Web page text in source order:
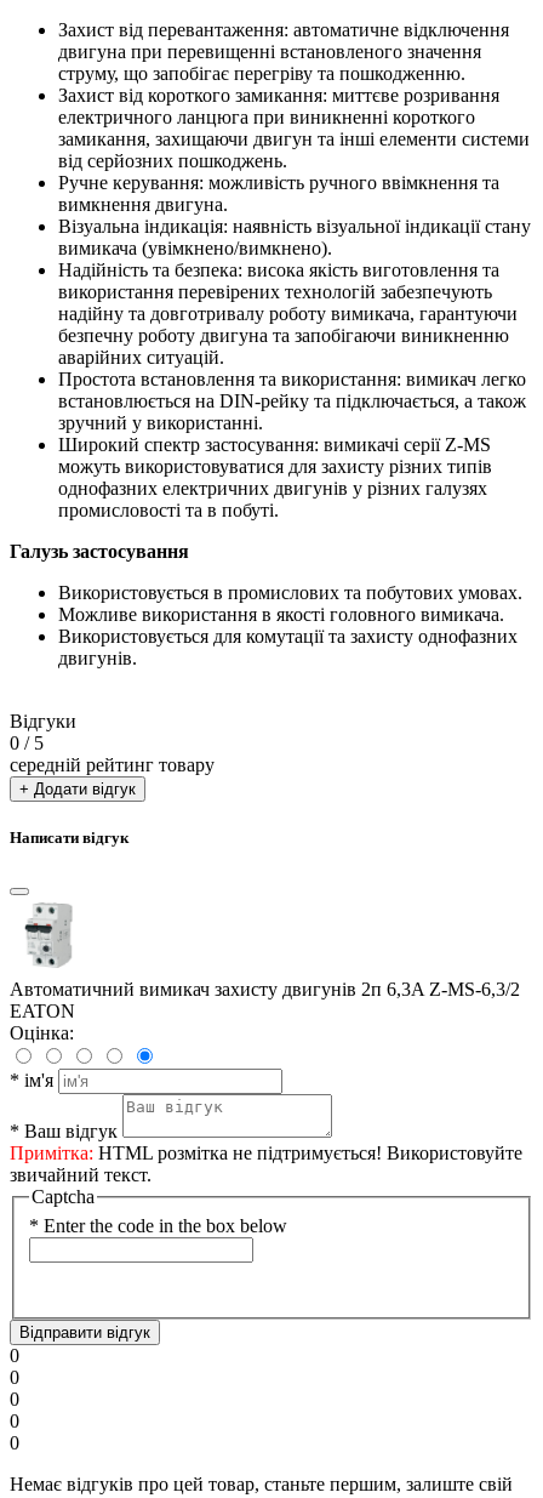
Захист від перевантаження: автоматичне відключення
двигуна при перевищенні встановленого значення
струму, що запобігає перегріву та пошкодженню.
Захист від короткого замикання: миттєве розривання
електричного ланцюга при виникненні короткого
замикання, захищаючи двигун та інші елементи системи
від серйозних пошкоджень.
Ручне керування: можливість ручного ввімкнення та
вимкнення двигуна.
Візуальна індикація: наявність візуальної індикації стану
вимикача (увімкнено/вимкнено).
Надійність та безпека: висока якість виготовлення та
використання перевірених технологій забезпечують
надійну та довготривалу роботу вимикача, гарантуючи
безпечну роботу двигуна та запобігаючи виникненню
аварійних ситуацій.
Простота встановлення та використання: вимикач легко
встановлюється на DIN-рейку та підключається, а також
зручний у використанні.
Широкий спектр застосування: вимикачі серії Z-MS
можуть використовуватися для захисту різних типів
однофазних електричних двигунів у різних галузях
промисловості та в побуті.
Галузь застосування
Використовується в промислових та побутових умовах.
Можливе використання в якості головного вимикача.
Використовується для комутації та захисту однофазних
двигунів.
Відгуки
0 / 5
середній рейтинг товару
+ Додати відгук
Написати відгук
Автоматичний вимикач захисту двигунів 2п 6,3A Z-MS-6,3/2
EATON
Оцінка:
* ім'я
* Ваш відгук
Примітка: HTML розмітка не підтримується! Використовуйте
звичайний текст.
Captcha
* Enter the code in the box below
Відправити відгук
0
0
0
0
0
Немає відгуків про цей товар, станьте першим, залиште свій